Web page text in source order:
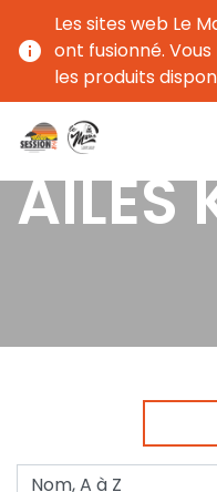
info
Les sites web Le
ont fusionné.
les produits
AILES